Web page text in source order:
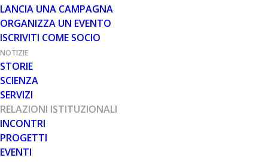
LANCIA UNA CAMPAGNA
ORGANIZZA UN EVENTO
ISCRIVITI COME SOCIO
NOTIZIE
STORIE
SCIENZA
SERVIZI
RELAZIONI ISTITUZIONALI
INCONTRI
PROGETTI
EVENTI
Leggi tutto
RELAZIONI ISTITUZIONALI